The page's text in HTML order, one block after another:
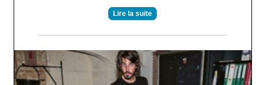
Lire la suite